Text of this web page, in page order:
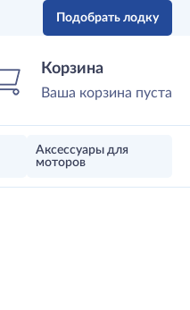
Подобрать лодку
Корзина
Ваша корзина пуста
Аксессуары для
моторов